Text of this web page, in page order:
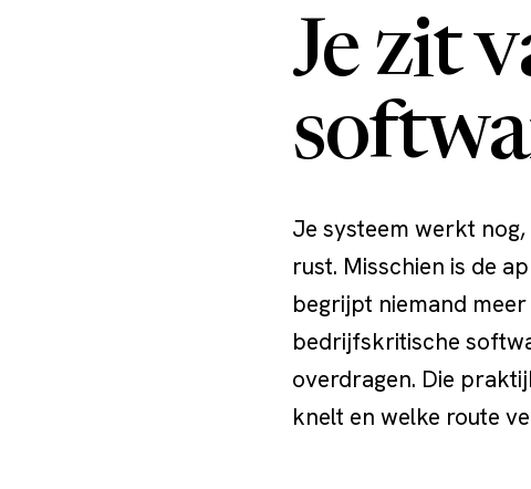
Je zit
Je systeem werkt
rust. Misschien is de
begrijpt niemand
bedrijfskritische
overdragen. Die
knelt en welke route